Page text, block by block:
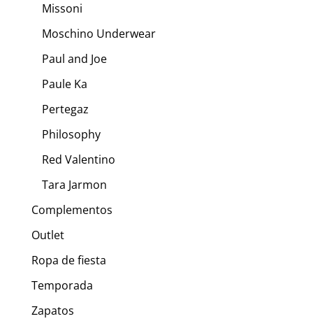
Missoni
Moschino Underwear
Paul and Joe
Paule Ka
Pertegaz
Philosophy
Red Valentino
Tara Jarmon
Complementos
Outlet
Ropa de fiesta
Temporada
Zapatos